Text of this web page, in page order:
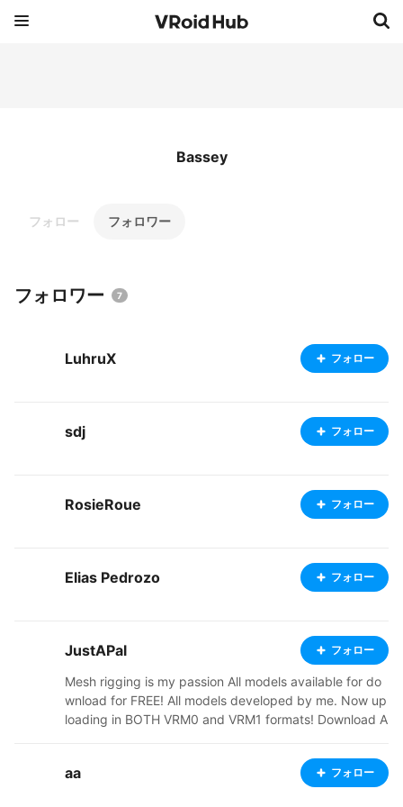
Bassey
フォロー フォロワー
フォロワー 7
LuhruX フォロー
sdj フォロー
RosieRoue フォロー
Elias Pedrozo フォロー
JustAPal フォロー
Mesh rigging is my passion All models available for do
wnload for FREE! All models developed by me. Now up
loading in BOTH VRM0 and VRM1 formats! Download A
lder/EXRGRZCC#CaoWSXPETD2_V8S4ygPwmQ Discor
d: @.justapal Email: JustAPalYT@gmail.com Youtube:
aa フォロー